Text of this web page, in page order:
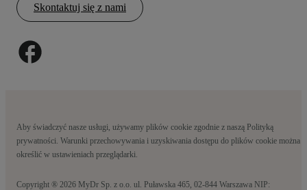
Skontaktuj się z nami
Aby świadczyć nasze usługi, używamy plików cookie zgodnie z naszą Polityką
prywatności. Warunki przechowywania i uzyskiwania dostępu do plików cookie można
określić w ustawieniach przeglądarki.
Copyright ® 2026 MyDr Sp. z o.o. ul. Puławska 465, 02-844 Warszawa NIP: